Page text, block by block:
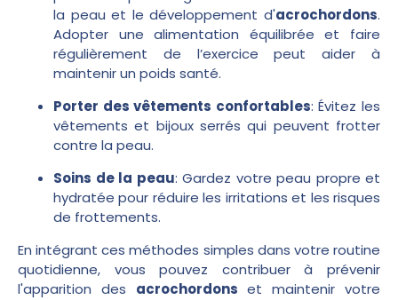
la peau et le développement d'acrochordons.
Adopter une alimentation équilibrée et faire
régulièrement de l’exercice peut aider à
maintenir un poids santé.
Porter des vêtements confortables: Évitez les
vêtements et bijoux serrés qui peuvent frotter
contre la peau.
Soins de la peau: Gardez votre peau propre et
hydratée pour réduire les irritations et les risques
de frottements.
En intégrant ces méthodes simples dans votre routine
quotidienne, vous pouvez contribuer à prévenir
l'apparition des acrochordons et maintenir votre